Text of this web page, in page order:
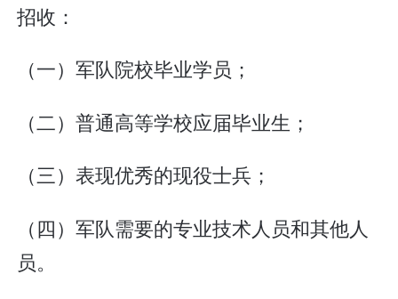
招收：
（一）军队院校毕业学员；
（二）普通高等学校应届毕业生；
（三）表现优秀的现役士兵；
（四）军队需要的专业技术人员和其他人
员。